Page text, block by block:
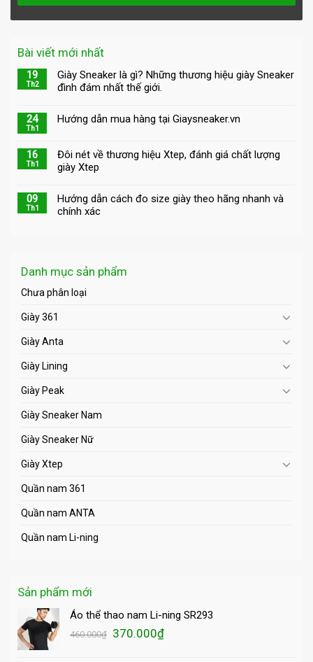
Bài viết mới nhất
19
Th2
Giày Sneaker là gì? Những thương hiệu giày Sneaker
đình đám nhất thế giới.
24
Th1
Hướng dẫn mua hàng tại Giaysneaker.vn
16
Th1
Đôi nét về thương hiệu Xtep, đánh giá chất lượng
giày Xtep
09
Th1
Hướng dẫn cách đo size giày theo hãng nhanh và
chính xác
Danh mục sản phẩm
Chưa phân loại
Giày 361
Giày Anta
Giày Lining
Giày Peak
Giày Sneaker Nam
Giày Sneaker Nữ
Giày Xtep
Quần nam 361
Quần nam ANTA
Quần nam Li-ning
Sản phẩm mới
Áo thể thao nam Li-ning SR293
460.000₫ Giá
370.000₫Giá